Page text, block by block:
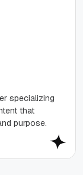
specializing
that
purpose.